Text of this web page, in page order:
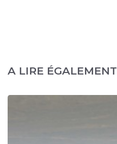
A LIRE ÉGALEMENT